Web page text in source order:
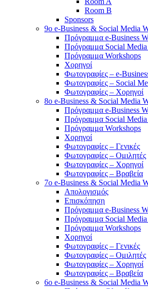
Room B
Sponsors
9o e-Business & Social Media
Πρόγραμμα e-Business
Πρόγραμμα Social
Πρόγραμμα Workshops
Χορηγοί
Φωτογραφίες – e-
Φωτογραφίες – Social
Φωτογραφίες – Χορηγοί
8o e-Business & Social Media
Πρόγραμμα e-Business
Πρόγραμμα Social
Πρόγραμμα Workshops
Χορηγοί
Φωτογραφίες – Γενικές
Φωτογραφίες – Ομιλητές
Φωτογραφίες – Χορηγοί
Φωτογραφίες – Βραβεία
7o e-Business & Social Media
Απολογισμός
Επισκόπηση
Πρόγραμμα e-Business
Πρόγραμμα Social
Πρόγραμμα Workshops
Χορηγοί
Φωτογραφίες – Γενικές
Φωτογραφίες – Ομιλητές
Φωτογραφίες – Χορηγοί
Φωτογραφίες – Βραβεία
6o e-Business & Social Media